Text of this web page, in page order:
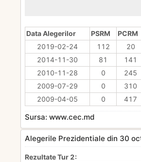
Data Alegerilor PSRM
PCRM
2019-02-24
112
20
2014-11-30
81
141
2010-11-28
0
245
2009-07-29
0
310
2009-04-05
0 417
Sursa: www.cec.md
Alegerile Prezidentiale din 30
Rezultate Tur 2: